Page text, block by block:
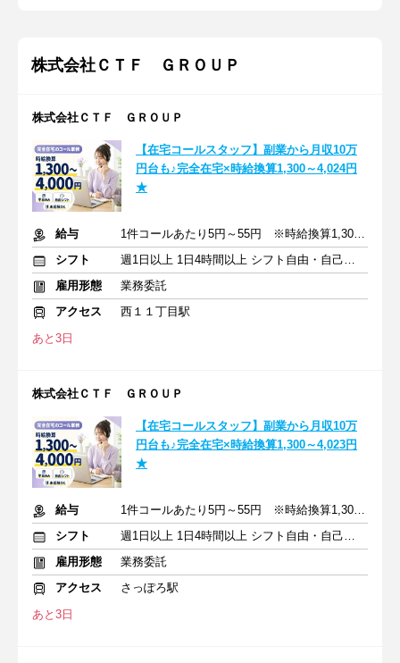
株式会社ＣＴＦ ＧＲＯＵＰ
株式会社ＣＴＦ ＧＲＯＵＰ
【在宅コールスタッフ】副業から月収10万
円台も♪完全在宅×時給換算1,300～4,024円
★
給与
1件コールあたり5円～55円 ※時給換算1,300円～4,000円
シフト
週1日以上 1日4時間以上 シフト自由・自己申告
雇用形態
業務委託
アクセス
西１１丁目駅
あと3日
株式会社ＣＴＦ ＧＲＯＵＰ
【在宅コールスタッフ】副業から月収10万
円台も♪完全在宅×時給換算1,300～4,023円
★
給与
1件コールあたり5円～55円 ※時給換算1,300円～4,000円
シフト
週1日以上 1日4時間以上 シフト自由・自己申告
雇用形態
業務委託
アクセス
さっぽろ駅
あと3日